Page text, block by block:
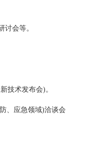
讨会等。
技术发布会)。
、应急领域)洽谈会